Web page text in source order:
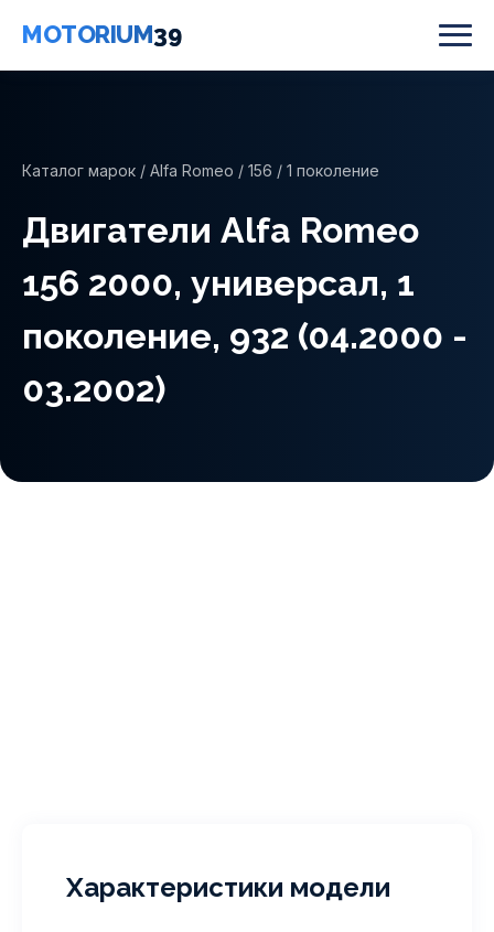
MOTORIUM39
Каталог марок / Alfa Romeo / 156 / 1 поколение
Двигатели Alfa Romeo
156 2000, универсал, 1
поколение, 932 (04.2000 -
03.2002)
Характеристики модели